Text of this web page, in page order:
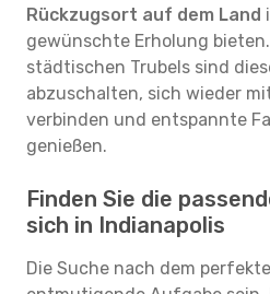
Rückzugsort auf dem Land
gewünschte Erholung
städtischen Trubels sind
abzuschalten, sich wieder
verbinden und entspannte
genießen.
Finden Sie die
sich in Indianapolis
Die Suche nach dem